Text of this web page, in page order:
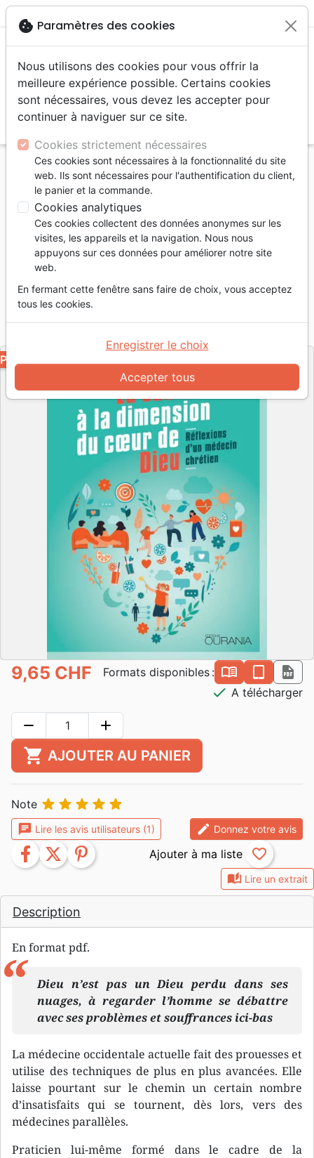
menu
Accueil Livres
Santé
Santé à la dimension du coeur de Dieu (La) -
Réflexions d'un médecin chrétien - PDF
La santé à la dimension du coeur de
Dieu
Réflexions d'un médecin chrétien - PDF
Auteur :Raymond Bossy
auto_stories Lire un extrait
Description
En format pdf.
Dieu n’est pas un Dieu perdu dans ses
nuages, à regarder l’homme se débattre
avec ses problèmes et souffrances ici-bas
La médecine occidentale actuelle fait des prouesses et
utilise des techniques de plus en plus avancées. Elle
laisse pourtant sur le chemin un certain nombre
d’insatisfaits qui se tournent, dès lors, vers des
médecines parallèles.
Praticien lui-même formé dans le cadre de la
PDF
9,65 CHF Formats disponibles : book_open epub
pdf
check A télécharger
remove add
shopping_cart AJOUTER AU PANIER
Note     
chat Lire les avis utilisateurs (1) edit Donnez votre avis
facebook twitter pinterest favorite_border
cookie Paramètres des cookies
Nous utilisons des cookies pour vous offrir la
meilleure expérience possible. Certains cookies
sont nécessaires, vous devez les accepter pour
continuer à naviguer sur ce site.
Cookies strictement nécessaires
Ces cookies sont nécessaires à la fonctionnalité du site
web. Ils sont nécessaires pour l'authentification du client,
le panier et la commande.
Cookies analytiques
Ces cookies collectent des données anonymes sur les
visites, les appareils et la navigation. Nous nous
appuyons sur ces données pour améliorer notre site
web.
En fermant cette fenêtre sans faire de choix, vous acceptez
tous les cookies.
Accepter tous
Enregistrer le choix